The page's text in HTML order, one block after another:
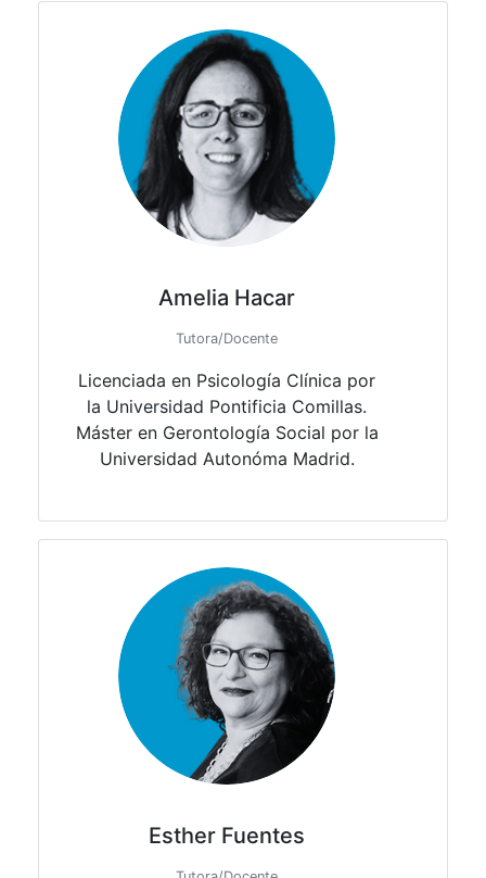
Amelia Hacar
Tutora/Docente
Licenciada en Psicología Clínica por
la Universidad Pontificia Comillas.
Máster en Gerontología Social por la
Universidad Autonóma Madrid.
Esther Fuentes